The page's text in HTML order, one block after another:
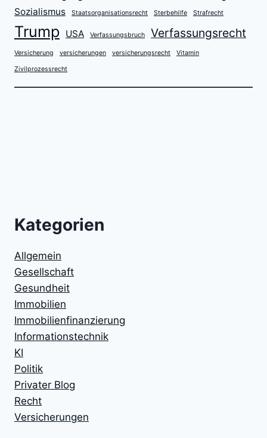
Sozialismus
Staatsorganisationsrecht Sterbehilfe Strafrecht
Trump USA Verfassungsbruch Verfassungsrecht
Versicherung versicherungen versicherungsrecht Vitamin
Zivilprozessrecht
Kategorien
Allgemein
Gesellschaft
Gesundheit
Immobilien
Immobilienfinanzierung
Informationstechnik
KI
Politik
Privater Blog
Recht
Versicherungen